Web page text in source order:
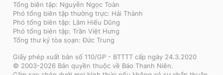
Tổng biên tập: Nguyễn Ngọc Toàn
Phó tổng biên tập thường trực: Hải Thành
Phó tổng biên tập: Lâm Hiếu Dũng
Phó tổng biên tập: Trần Việt Hưng
Tổng thư ký tòa soạn: Đức Trung
Giấy phép xuất bản số 110/GP - BTTTT cấp ngày 24.3.2020
© 2003-2026 Bản quyền thuộc về Báo Thanh Niên.